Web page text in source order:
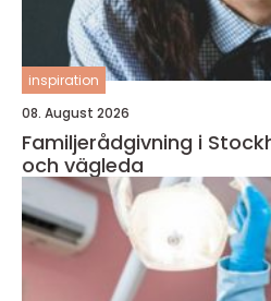
inspiration
08. August 2026
Familjerådgivning i
och vägleda